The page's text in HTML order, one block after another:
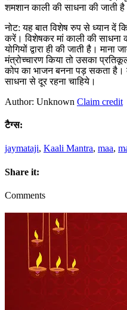
शमशान काली की साधना की जाती
नोट: यह बात विशेष रुप से ध्यान दें
करें। विशेषकर मां काली की साधना
योगियों द्वारा ही की जाती है।
मंत्रोच्चारण किया तो उसका
कोप का भाजन बनना पड़ सकता है।
साधना से दूर रहना चाहिये।
Author: Unknown Claim credit
टैग्स:
jaymataji, Kaali Mantra, maa,
Share it:
Comments